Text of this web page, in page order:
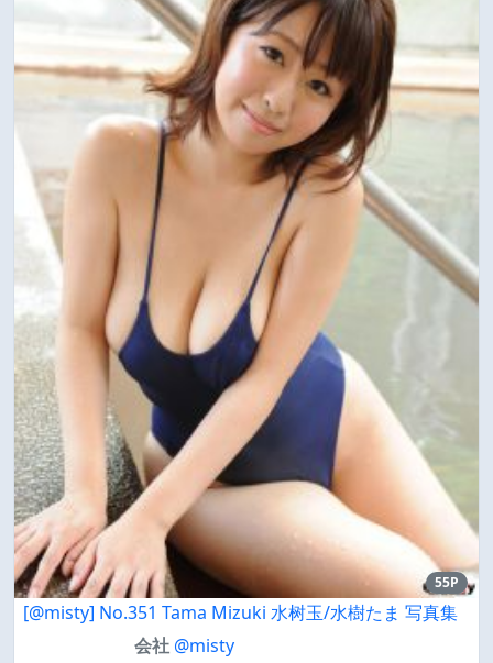
55P
[@misty] No.351 Tama Mizuki 水树玉/水樹たま 写真集
会社 @misty